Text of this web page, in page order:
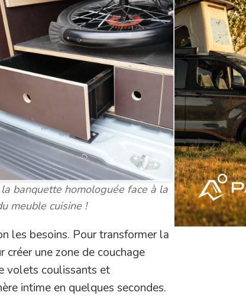
banquette homologuée face à la
meuble cuisine !
les besoins. Pour transformer la
une zone de couchage
volets coulissants et
intime en quelques secondes.